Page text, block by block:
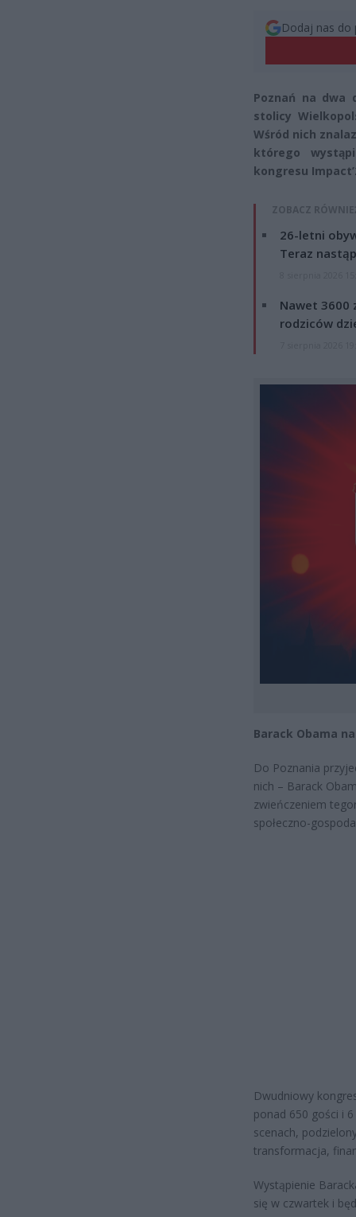
Dodaj nas do
Poznań na dwa
stolicy
Wśród nich
którego
kongresu
ZOBACZ
26-letni
Teraz
Nawet 3600
rodziców
Barack Obama
Do Poznania
nich – Barack
zwieńczeniem
społeczno-
Dwudniowy
ponad 650 gości i
scenach,
transformacja,
Wystąpienie
się w czwartek i